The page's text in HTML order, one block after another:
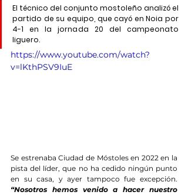
El técnico del conjunto mostoleño analizó el
partido de su equipo, que cayó en Noia por
4-1 en la jornada 20 del campeonato
liguero.
https://www.youtube.com/watch?
v=lKthPSV9IuE
Se estrenaba Ciudad de Móstoles en 2022 en la
pista del líder, que no ha cedido ningún punto
“Nosotros hemos venido a hacer nuestro